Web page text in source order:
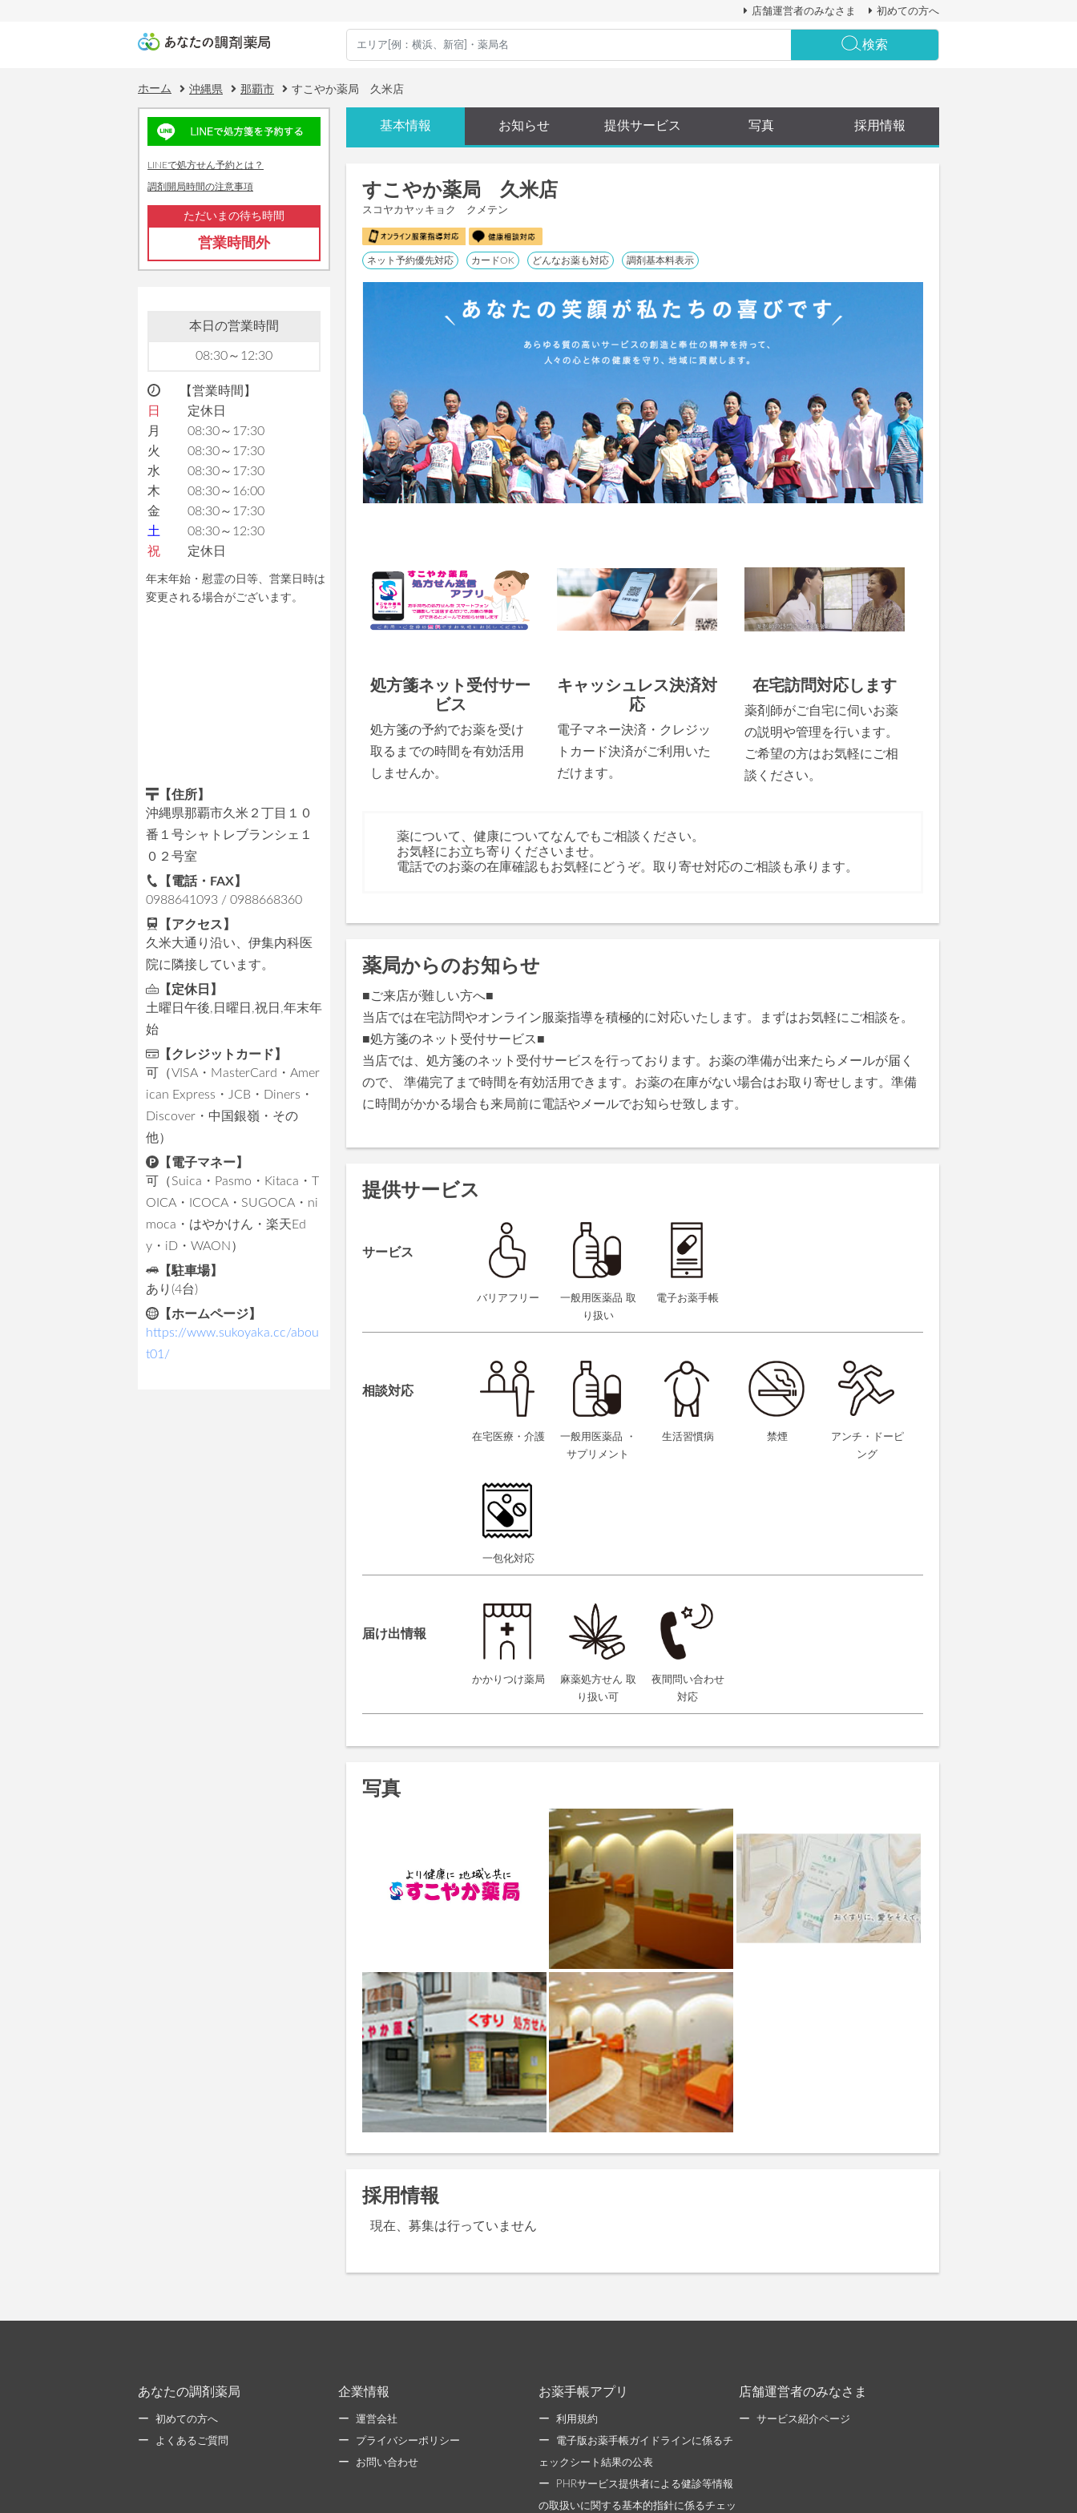
店舗運営者のみなさま 初めての方へ
検索
ホーム 沖縄県 那覇市 すこやか薬局 久米店
LINEで処方せん予約とは？
調剤開局時間の注意事項
ただいまの待ち時間
営業時間外
本日の営業時間
08:30～12:30
【営業時間】
日
定休日
月
08:30～17:30
火
08:30～17:30
水
08:30～17:30
木
08:30～16:00
金
08:30～17:30
土
08:30～12:30
祝
定休日
年末年始・慰霊の日等、営業日時は
変更される場合がございます。
【住所】
沖縄県那覇市久米２丁目１０
番１号シャトレブランシェ１
０２号室
【電話・FAX】
0988641093 / 0988668360
【アクセス】
久米大通り沿い、伊集内科医
院に隣接しています。
【定休日】
土曜日午後,日曜日,祝日,年末年
始
【クレジットカード】
可（VISA・MasterCard・Amer
ican Express・JCB・Diners・
Discover・中国銀嶺・その
他）
【電子マネー】
可（Suica・Pasmo・Kitaca・T
OICA・ICOCA・SUGOCA・ni
moca・はやかけん・楽天Ed
y・iD・WAON）
【駐車場】
あり(4台)
【ホームページ】
https://www.sukoyaka.cc/abou
t01/
基本情報 お知らせ 提供サービス 写真 採用情報
すこやか薬局 久米店
スコヤカヤッキョク クメテン
ネット予約優先対応 カードOK どんなお薬も対応 調剤基本料表示
処方箋ネット受付サー
ビス
処方箋の予約でお薬を受け
取るまでの時間を有効活用
しませんか。
キャッシュレス決済対
応
電子マネー決済・クレジッ
トカード決済がご利用いた
だけます。
在宅訪問対応します
薬剤師がご自宅に伺いお薬
の説明や管理を行います。
ご希望の方はお気軽にご相
談ください。
薬について、健康についてなんでもご相談ください。
お気軽にお立ち寄りくださいませ。
電話でのお薬の在庫確認もお気軽にどうぞ。取り寄せ対応のご相談も承ります。
薬局からのお知らせ
■ご来店が難しい方へ■
当店では在宅訪問やオンライン服薬指導を積極的に対応いたします。まずはお気軽にご相談を。
■処方箋のネット受付サービス■
当店では、処方箋のネット受付サービスを行っております。お薬の準備が出来たらメールが届く
ので、 準備完了まで時間を有効活用できます。お薬の在庫がない場合はお取り寄せします。準備
に時間がかかる場合も来局前に電話やメールでお知らせ致します。
提供サービス
サービス
バリアフリー
一般用医薬品 取
り扱い
電子お薬手帳
相談対応
在宅医療・介護
一般用医薬品 ・
サプリメント
生活習慣病 禁煙
アンチ・ドーピ
ング
一包化対応
届け出情報
かかりつけ薬局
麻薬処方せん 取
り扱い可
夜間問い合わせ
対応
写真
採用情報
現在、募集は行っていません
あなたの調剤薬局
初めての方へ
よくあるご質問
企業情報
運営会社
プライバシーポリシー
お問い合わせ
お薬手帳アプリ
利用規約
電子版お薬手帳ガイドラインに係るチ
ェックシート結果の公表
PHRサービス提供者による健診等情報
の取扱いに関する基本的指針に係るチェッ
店舗運営者のみなさま
サービス紹介ページ